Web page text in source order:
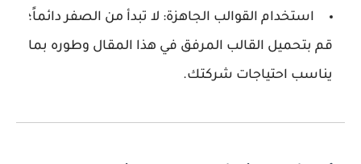
استخدام القوالب الجاهزة: لا تبدأ من الصفر دائماً؛
قم بتحميل القالب المرفق في هذا المقال وطوره بما
يناسب احتياجات شركتك.